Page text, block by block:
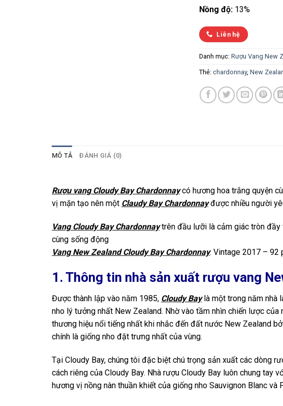
Nồng độ:13%
Liên hệ
Danh mục: Rượu Vang New
Thẻ: chardonnay, New
MÔ TẢ ĐÁNH GIÁ (0)
Rượu vang Cloudy Bay Chardonnaycó hương hoa trắng quyện
vị mặn tạo nên một Claudy Bay Chardonnayđược nhiều người
Vang Cloudy Bay Chardonnaytrên đầu lưỡi là cảm giác tròn đầy
cùng sống động
Vang New Zealand Cloudy Bay Chardonnay: Vintage 2017 – 92
1. Thông tin nhà sản xuất rượu vang
Được thành lập vào năm 1985, Cloudy Baylà một trong năm nhà
nho lý tưởng nhất New Zealand. Nhờ vào tầm nhìn chiến lược của
thương hiệu nổi tiếng nhất khi nhắc đến đất nước New Zealand
chính là giống nho đặt trưng nhất của vùng.
Tại Cloudy Bay, chúng tôi đặc biệt chú trọng sản xuất các dòng
cách riêng của Cloudy Bay. Nhà rượu Cloudy Bay luôn chung
hương vị nồng nàn thuần khiết của giống nho Sauvignon Blanc và